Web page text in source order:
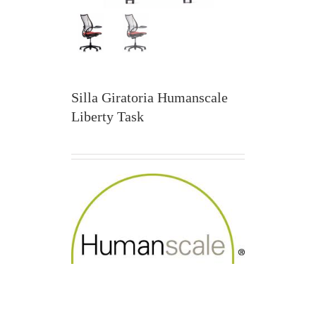
Silla Giratoria Humanscale
Liberty Task